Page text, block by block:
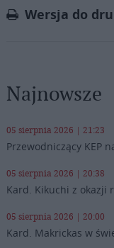
Wersja do
Najnowsze
05 sierpnia 2026 | 21:23
Przewodniczący KEP
05 sierpnia 2026 | 20:38
Kard. Kikuchi z okazji
05 sierpnia 2026 | 20:00
Kard. Makrickas w